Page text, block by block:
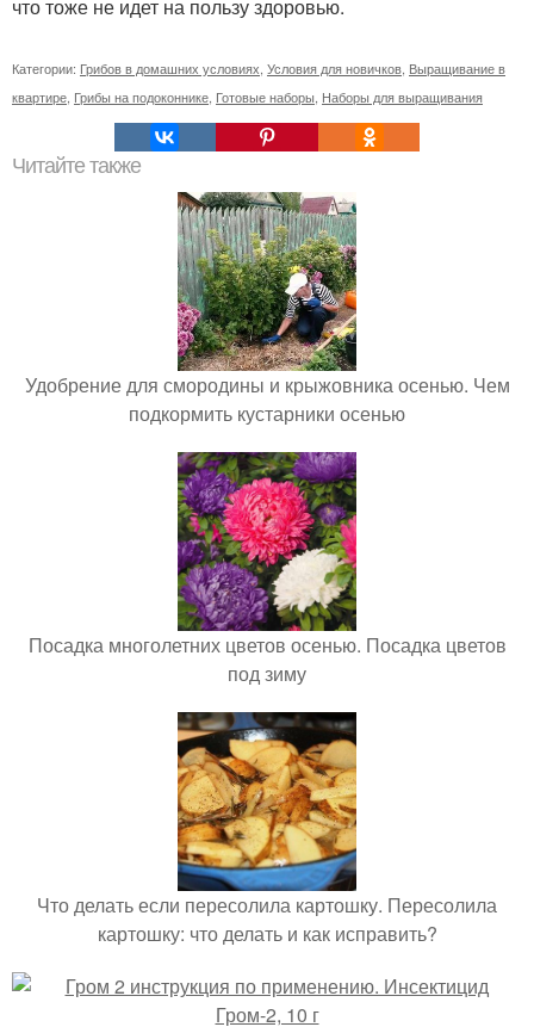
что тоже не идет на пользу здоровью.
Категории: Грибов в домашних условиях Условия для новичков Выращивание в
квартире Грибы на подоконнике Готовые наборы Наборы для выращивания
Читайте также
Удобрение для смородины и крыжовника осенью. Чем
подкормить кустарники осенью
Посадка многолетних цветов осенью. Посадка цветов
под зиму
Что делать если пересолила картошку. Пересолила
картошку: что делать и как исправить?